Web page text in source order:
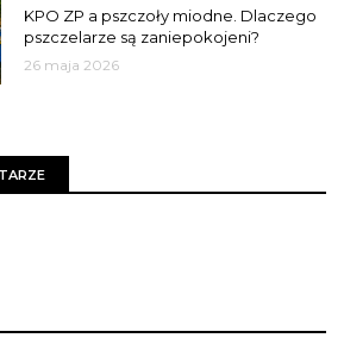
KPO ZP a pszczoły miodne. Dlaczego
pszczelarze są zaniepokojeni?
26 maja 2026